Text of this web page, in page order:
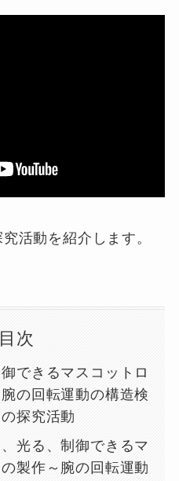
活動を紹介します。
目次
できるマスコットロ
の回転運動の構造検
探究活動
、光る、制御できるマ
製作～腕の回転運動